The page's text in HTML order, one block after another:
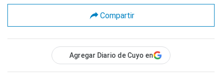
Compartir
Agregar Diario de Cuyo en